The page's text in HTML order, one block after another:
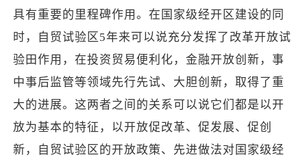
具有重要的里程碑作用。在国家级经开区建设的同
时，自贸试验区5年来可以说充分发挥了改革开放试
验田作用，在投资贸易便利化，金融开放创新，事
中事后监管等领域先行先试、大胆创新，取得了重
大的进展。这两者之间的关系可以说它们都是以开
放为基本的特征，以开放促改革、促发展、促创
新，自贸试验区的开放政策、先进做法对国家级经